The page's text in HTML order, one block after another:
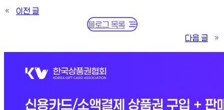
«
이전 글
블로그 목록
다음 글
»